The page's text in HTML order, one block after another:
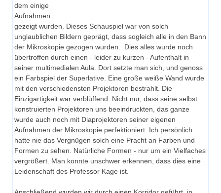
dem einige
Aufnahmen
gezeigt wurden. Dieses Schauspiel war von solch
unglaublichen Bildern geprägt, dass sogleich alle in den Bann
der Mikroskopie gezogen wurden. Dies alles wurde noch
übertroffen durch einen - leider zu kurzen - Aufenthalt in
seiner multimedialen Aula. Dort setzte man sich, und genoss
ein Farbspiel der Superlative. Eine große weiße Wand wurde
mit den verschiedensten Projektoren bestrahlt. Die
Einzigartigkeit war verblüffend. Nicht nur, dass seine selbst
konstruierten Projektoren uns beeindruckten, das ganze
wurde auch noch mit Diaprojektoren seiner eigenen
Aufnahmen der Mikroskopie perfektioniert. Ich persönlich
hatte nie das Vergnügen solch eine Pracht an Farben und
Formen zu sehen. Natürliche Formen - nur um ein Vielfaches
vergrößert. Man konnte unschwer erkennen, dass dies eine
Leidenschaft des Professor Kage ist.